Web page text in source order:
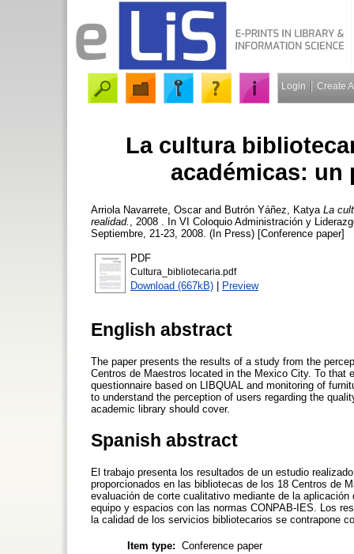
Login Create
La cultura
académicas: un
Arriola Navarrete, Oscarand Butrón Yáñez, Katya La
realidad.
, 2008 . In VI Coloquio Administración y
Septiembre, 21-23, 2008. (In Press) [Conference paper]
PDF
Cultura_bibliotecaria.pdf
Download (667kB) | Preview
English abstract
The paper presents the results of a study from the
Centros de Maestros located in the Mexico City. To
questionnaire based on LIBQUAL and monitoring of
to understand the perception of users regarding the
academic library should cover.
Spanish abstract
El trabajo presenta los resultados de un estudio
proporcionados en las bibliotecas de los 18 Centros de
evaluación de corte cualitativo mediante de la
equipo y espacios con las normas CONPAB-IES. Los
la calidad de los servicios bibliotecarios se contrapone
Item type: Conference paper